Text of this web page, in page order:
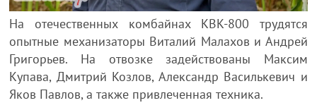
На отечественных комбайнах КВК-800 трудятся
опытные механизаторы Виталий Малахов и Андрей
Григорьев. На отвозке задействованы Максим
Купава, Дмитрий Козлов, Александр Василькевич и
Яков Павлов, а также привлеченная техника.